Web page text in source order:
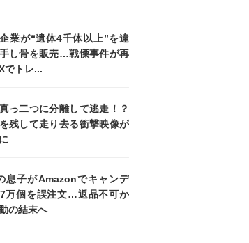
業が“遺体4千体以上”を違
し骨を販売…戦慄事件が再
でトレ...
っ二つに分離して逃走！？
残して走り去る衝撃映像が
息子がAmazonでキャンデ
7万個を誤注文…返品不可か
の結末へ